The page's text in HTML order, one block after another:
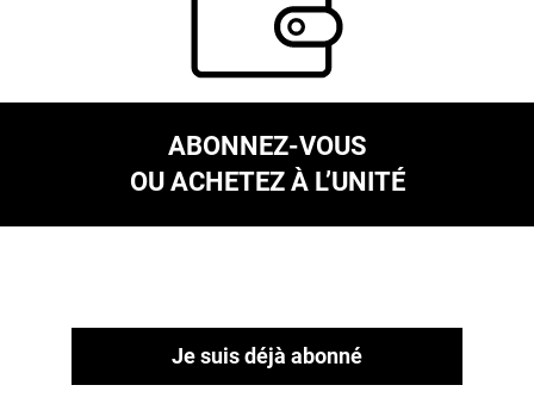
ABONNEZ-VOUS
OU ACHETEZ À L’UNITÉ
Je suis déjà abonné